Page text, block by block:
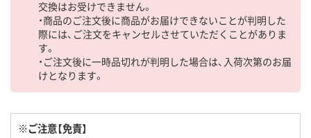
交換はお受けできません。
・商品のご注文後に商品がお届けできないことが判明した
際には、ご注文をキャンセルさせていただくことがありま
す。
・ご注文後に一時品切れが判明した場合は、入荷次第のお届
けとなります。
※ご注意【免責】